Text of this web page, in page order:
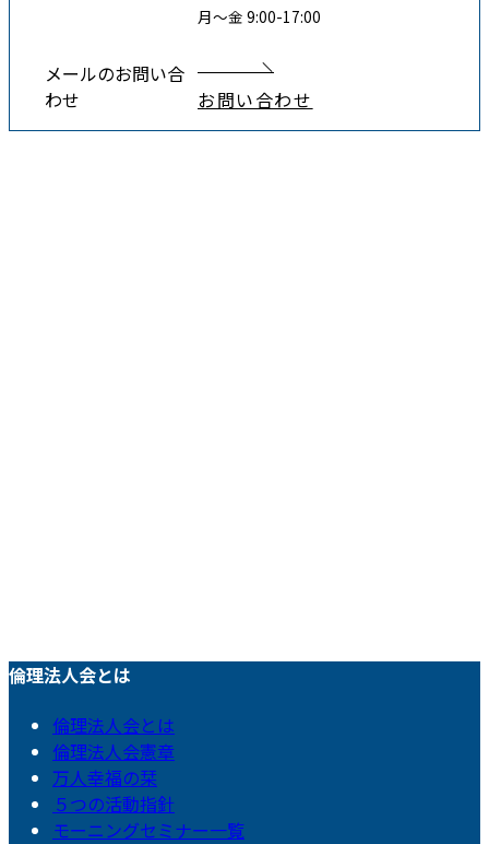
月〜金 9:00-17:00
メールのお問い合
わせ
お問い合わせ
倫理法人会とは
倫理法人会とは
倫理法人会憲章
万人幸福の栞
５つの活動指針
モーニングセミナー一覧